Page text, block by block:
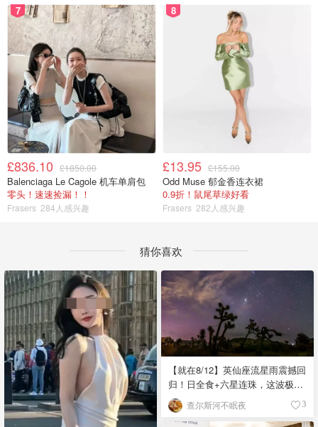
7
£836.10 £1850.00
Balenciaga Le Cagole 机车单肩包
零头！速速捡漏！！
Frasers 284人感兴趣
8
£13.95 £155.00
Odd Muse 郁金香连衣裙
0.9折！鼠尾草绿好看
Frasers 282人感兴趣
猜你喜欢
【就在8/12】英仙座流星雨震撼回
归！日全食+六星连珠，这波极致
浪漫别错过
查尔斯河不眠夜 3